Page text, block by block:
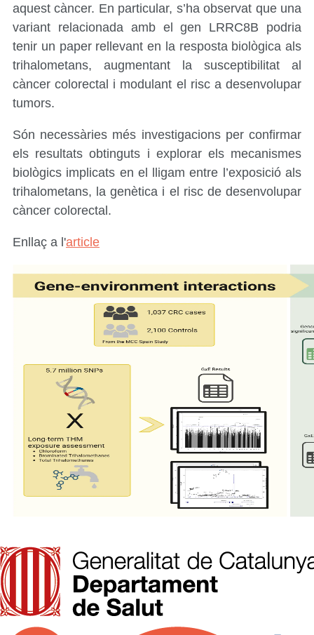
aquest càncer. En particular, s’ha observat que una
variant relacionada amb el gen LRRC8B podria
tenir un paper rellevant en la resposta biològica als
trihalometans, augmentant la susceptibilitat al
càncer colorectal i modulant el risc a desenvolupar
tumors.
Són necessàries més investigacions per confirmar
els resultats obtinguts i explorar els mecanismes
biològics implicats en el lligam entre l’exposició als
trihalometans, la genètica i el risc de desenvolupar
càncer colorectal.
Enllaç a l'article